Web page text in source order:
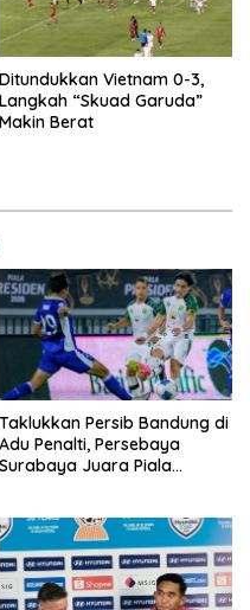
Ditundukkan Vietnam 0-3,
Langkah “Skuad Garuda”
Makin Berat
Taklukkan Persib Bandung di
Adu Penalti, Persebaya
Surabaya Juara Piala